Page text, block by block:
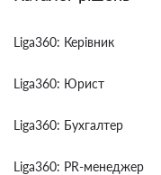
Liga360: Керівник
Liga360: Юрист
Liga360: Бухгалтер
Liga360: PR-менеджер